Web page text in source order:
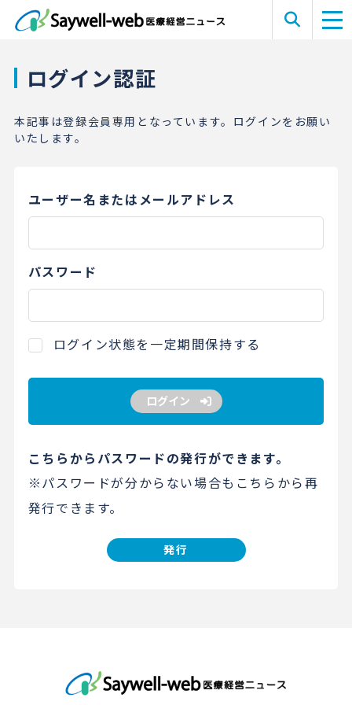
ログイン認証
本記事は登録会員専用となっています。ログインをお願い
いたします。
ユーザー名またはメールアドレス
パスワード
ログイン状態を一定期間保持する
ログイン
こちらからパスワードの発行ができます。
※パスワードが分からない場合もこちらから再
発行できます。
発行